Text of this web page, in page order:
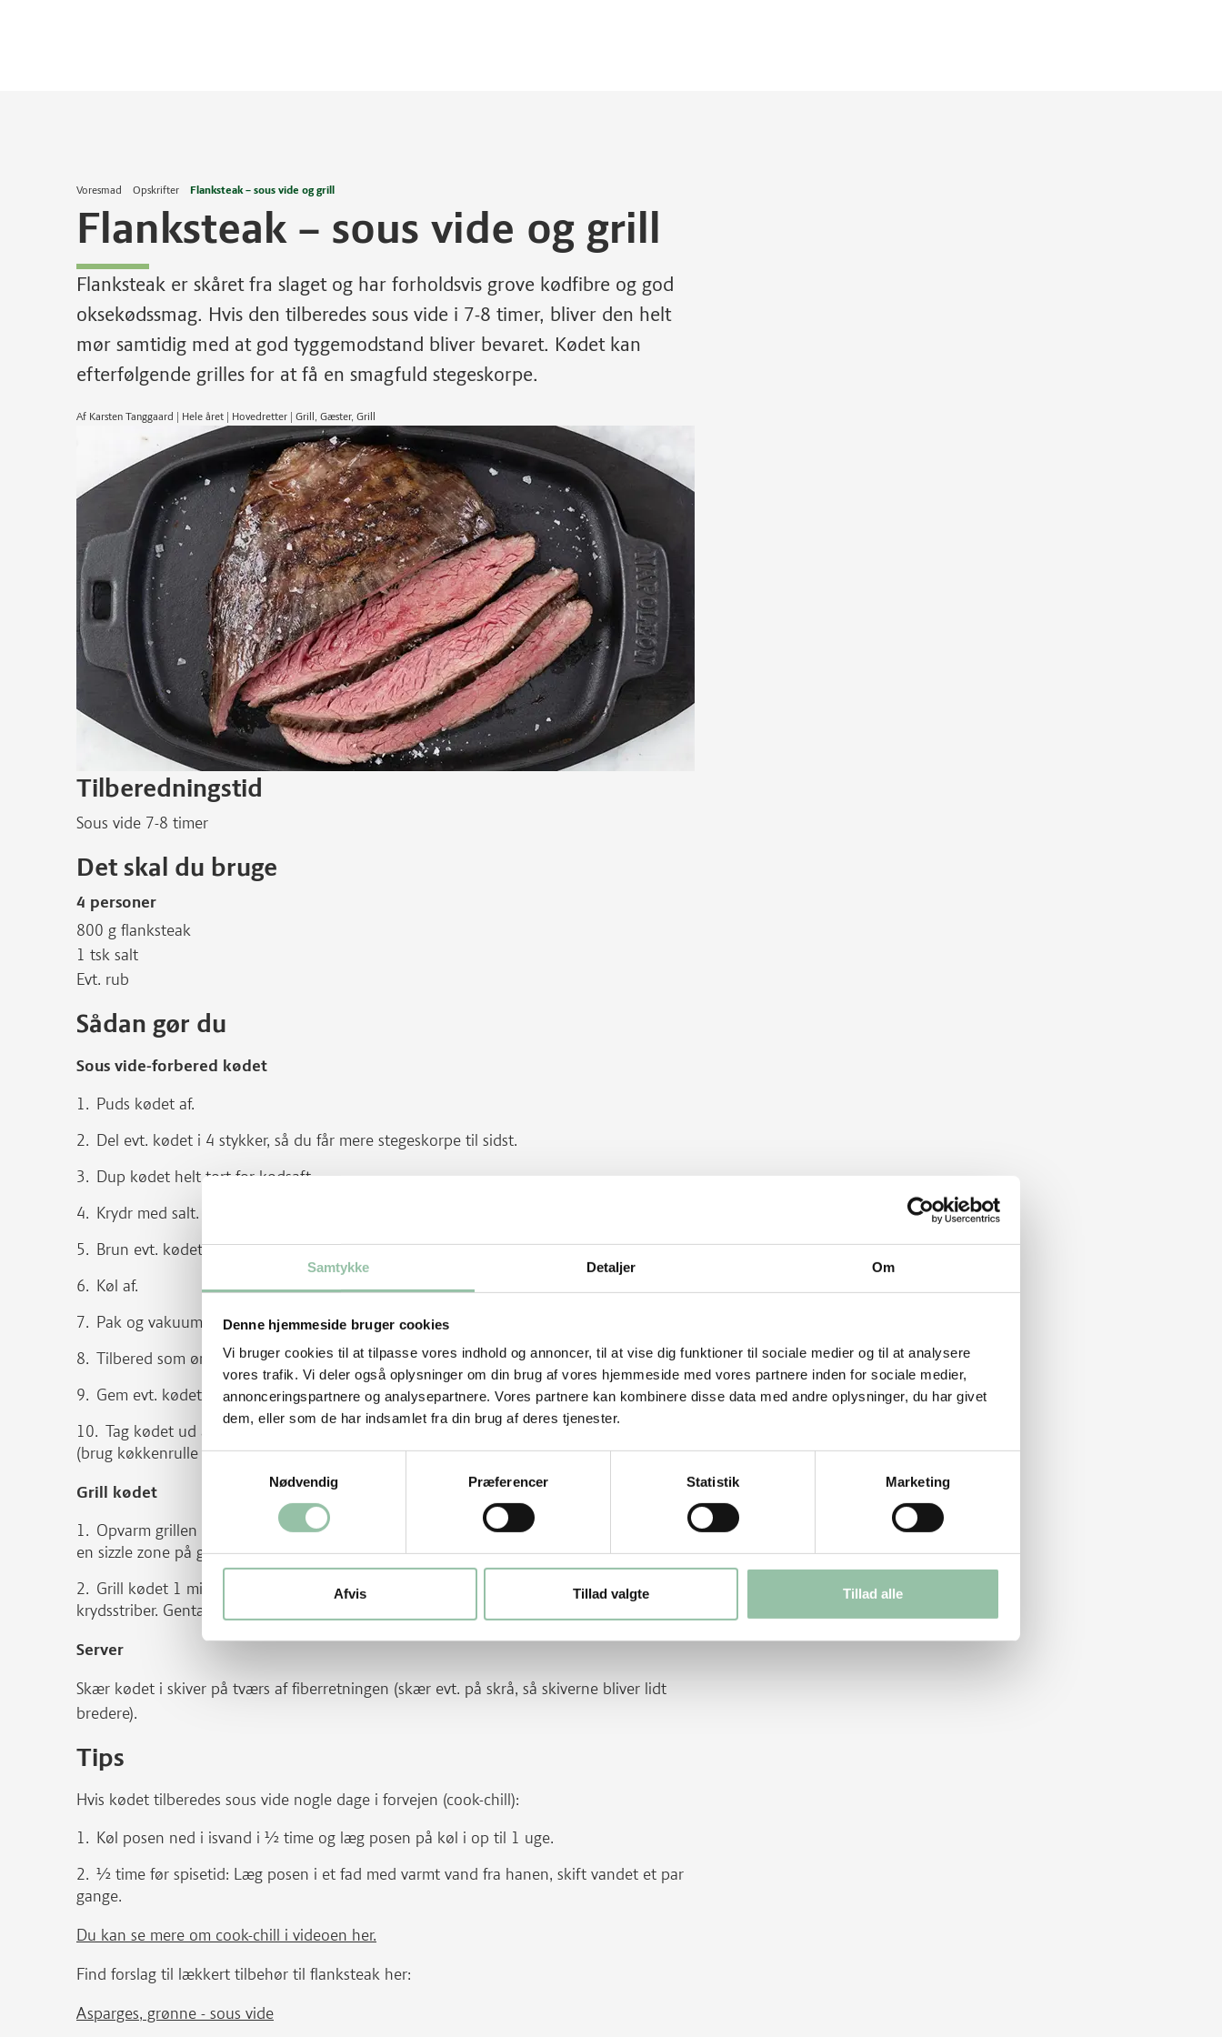
Samtykke Detaljer Om
Denne hjemmeside bruger cookies
Vi bruger cookies til at tilpasse vores indhold og annoncer, til at vise dig funktioner til sociale medier og til at analysere
vores trafik. Vi deler også oplysninger om din brug af vores hjemmeside med vores partnere inden for sociale medier,
annonceringspartnere og analysepartnere. Vores partnere kan kombinere disse data med andre oplysninger, du har givet
dem, eller som de har indsamlet fra din brug af deres tjenester.
Nødvendig
Præferencer Statistik Marketing
Afvis Tillad valgte Tillad alle
Voresmad Opskrifter Flanksteak – sous vide og grill
Flanksteak – sous vide og grill
Flanksteak er skåret fra slaget og har forholdsvis grove kødfibre og god
oksekødssmag. Hvis den tilberedes sous vide i 7-8 timer, bliver den helt
mør samtidig med at god tyggemodstand bliver bevaret. Kødet kan
efterfølgende grilles for at få en smagfuld stegeskorpe.
Af Karsten Tanggaard | Hele året | Hovedretter | Grill, Gæster, Grill
Tilberedningstid
Sous vide 7-8 timer
Det skal du bruge
4 personer
800 g flanksteak
1 tsk salt
Evt. rub
Sådan gør du
Sous vide-forbered kødet
Puds kødet af.
Del evt. kødet i 4 stykker, så du får mere stegeskorpe til sidst.
Dup kødet helt tørt for kødsaft.
Krydr med salt.
Brun evt. kødet hårdt på begge sider for at give ekstra stegesmag.
Køl af.
Pak og vakuumer.
Tilbered som ønsket (her er brugt 54°/7:30).
Gem evt. kødet på køl (se mere under tips).
Tag kødet ud af posen (posens væske kan bruges til sauce), dup kødet HELT tørt
(brug køkkenrulle eller et rent viskestykke) og smør det med lidt madolie.
Grill kødet
Opvarm grillen til høj varme (250 grader) og lad risten blive gennemvarm. Hvis du har
en sizzle zone på grillen, så brug den (gerne hævet eller ved middelhøj varmeindstilling).
Grill kødet 1 minut på den ene side og drej evt. kødet 90 grader halvvejs for at få
krydsstriber. Gentag på den anden side.
Server
Skær kødet i skiver på tværs af fiberretningen (skær evt. på skrå, så skiverne bliver lidt
bredere).
Tips
Hvis kødet tilberedes sous vide nogle dage i forvejen (cook-chill):
Køl posen ned i isvand i ½ time og læg posen på køl i op til 1 uge.
½ time før spisetid: Læg posen i et fad med varmt vand fra hanen, skift vandet et par
gange.
Du kan se mere om cook-chill i videoen her.
Find forslag til lækkert tilbehør til flanksteak her:
Asparges, grønne - sous vide